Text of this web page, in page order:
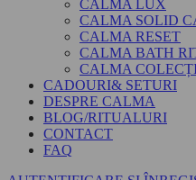
CALMA LUX
CALMA SOLID
CALMA RESET
CALMA BATH
CALMA
CADOURI& SETURI
DESPRE CALMA
BLOG/RITUALURI
CONTACT
FAQ